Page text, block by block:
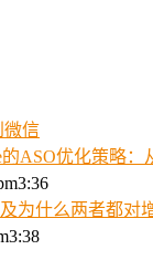
微信
的ASO优化策略
为什么两者都对